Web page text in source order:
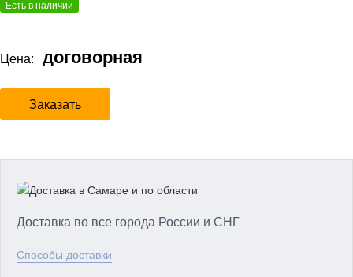
Есть в наличии
Цена: договорная
Заказать
Доставка во все города России и СНГ
Способы доставки